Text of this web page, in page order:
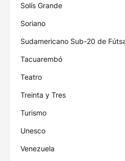
Solís Grande
Soriano
Sudamericano Sub-20 de
Tacuarembó
Teatro
Treinta y Tres
Turismo
Unesco
Venezuela